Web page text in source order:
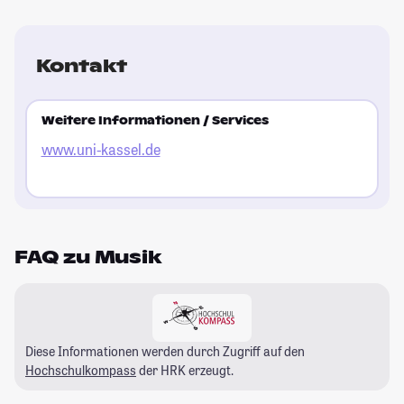
Kontakt
Weitere Informationen / Services
www.uni-kassel.de
FAQ zu Musik
Diese Informationen werden durch Zugriff auf den
Hochschulkompass der HRK erzeugt.